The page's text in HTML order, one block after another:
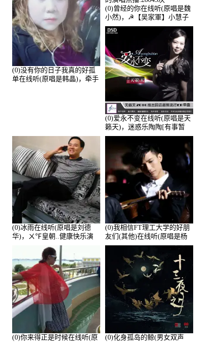
(0)没有你的日子我真的好孤
单在线听(原唱是韩晶)，牵手
(0)曾经的你在线听(原唱是魏
小然)，☭【吴家軍】小慧子
的演唱点播:28043次
(0)爱永不变在线听(原唱是天
籁天)，迷惑乐陶陶[有事暂
离]演唱点播:27678次
(0)冰雨在线听(原唱是刘德
华)，ㄨ℉皇朝..健康快乐演
唱点播:26643次
(0)我相信FT理工大学的好朋
友们(其他)在线听(原唱是杨
培安)，老乔演唱点播:23714
(0)你来得正是时候在线听(原
(0)化身孤岛的鲸(男女双声